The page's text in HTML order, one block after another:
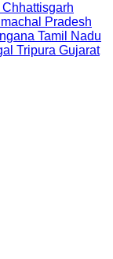
Chhattisgarh
Pradesh
Tamil Nadu
Tripura Gujarat